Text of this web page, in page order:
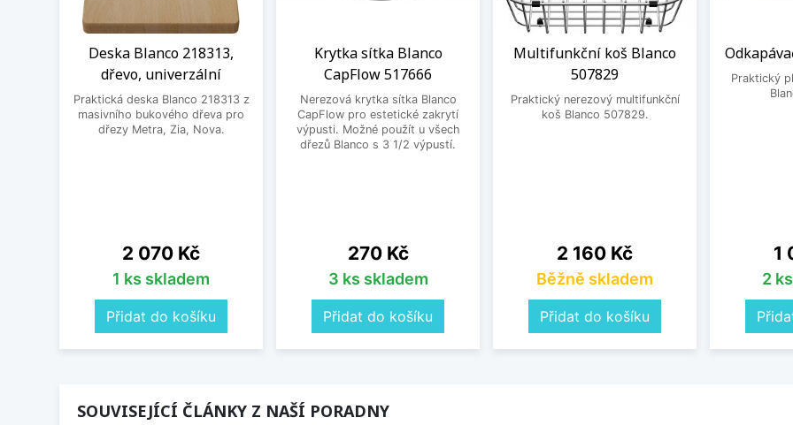
Deska Blanco 218313,
dřevo, univerzální
Praktická deska Blanco 218313 z
masivního bukového dřeva pro
dřezy Metra, Zia, Nova.
Cena
2 070 Kč
1 ks skladem
Přidat do košíku
Krytka sítka Blanco
CapFlow 517666
Nerezová krytka sítka Blanco
CapFlow pro estetické zakrytí
výpusti. Možné použít u všech
dřezů Blanco s 3 1/2 výpustí.
Cena
270 Kč
3 ks skladem
Přidat do košíku
Multifunkční koš Blanco
507829
Praktický nerezový multifunkční
koš Blanco 507829.
Cena
2 160 Kč
Běžně skladem
Přidat do košíku
Praktický
1
2
SOUVISEJÍCÍ ČLÁNKY Z NAŠÍ PORADNY